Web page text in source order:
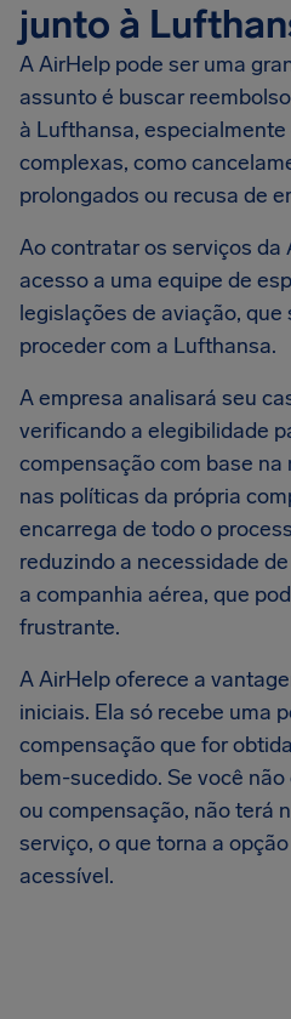
junto à
A AirHelp pode ser uma
assunto é buscar
à Lufthansa,
complexas, como
prolongados ou recusa de
Ao contratar os serviços da
acesso a uma equipe de
legislações de aviação,
proceder com a Lufthansa.
A empresa analisará seu
verificando a elegibilidade
compensação com base
nas políticas da própria
encarrega de todo o
reduzindo a necessidade
a companhia aérea, que
frustrante.
A AirHelp oferece a
iniciais. Ela só recebe uma
compensação que for
bem-sucedido. Se você
ou compensação, não terá
serviço, o que torna a
acessível.